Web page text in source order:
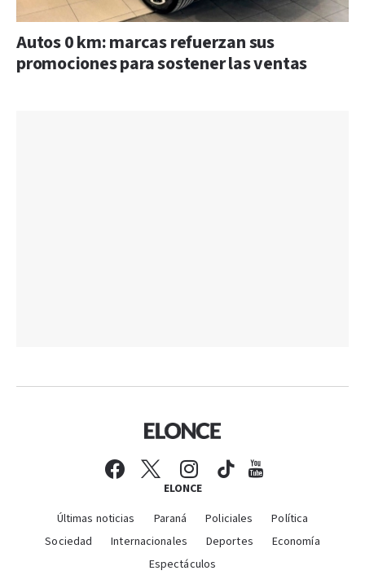
Autos 0 km: marcas refuerzan sus
promociones para sostener las ventas
ELONCE
Últimas noticias Paraná Policiales
Política
Sociedad
Internacionales Deportes
Economía
Espectáculos